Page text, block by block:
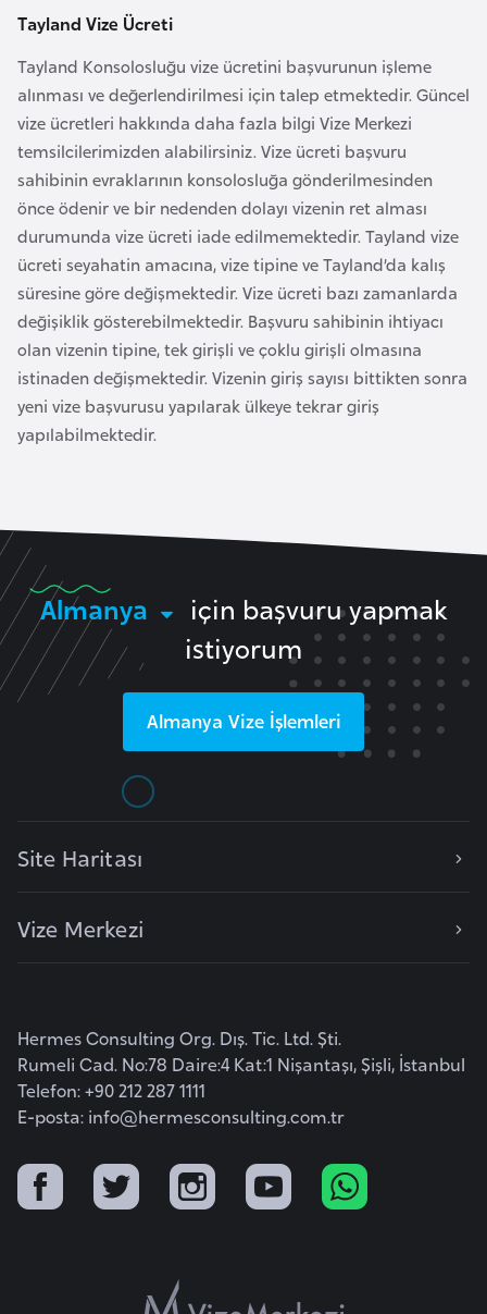
Tayland Vize Ücreti
Tayland Konsolosluğu vize ücretini başvurunun işleme
alınması ve değerlendirilmesi için talep etmektedir. Güncel
vize ücretleri hakkında daha fazla bilgi Vize Merkezi
temsilcilerimizden alabilirsiniz. Vize ücreti başvuru
sahibinin evraklarının konsolosluğa gönderilmesinden
önce ödenir ve bir nedenden dolayı vizenin ret alması
durumunda vize ücreti iade edilmemektedir. Tayland vize
ücreti seyahatin amacına, vize tipine ve Tayland’da kalış
süresine göre değişmektedir. Vize ücreti bazı zamanlarda
değişiklik gösterebilmektedir. Başvuru sahibinin ihtiyacı
olan vizenin tipine, tek girişli ve çoklu girişli olmasına
istinaden değişmektedir. Vizenin giriş sayısı bittikten sonra
yeni vize başvurusu yapılarak ülkeye tekrar giriş
yapılabilmektedir.
Almanya
için başvuru yapmak
istiyorum
Almanya Vize İşlemleri
Site Haritası
Vize Merkezi
Hermes Consulting Org. Dış. Tic. Ltd. Şti.
Rumeli Cad. No:78 Daire:4 Kat:1 Nişantaşı, Şişli, İstanbul
Telefon: +90 212 287 1111
E-posta: info@hermesconsulting.com.tr
m
o
k
r
a
t
i
k
K
o
n
g
o
B
u
a
i
s
a
e
s
E
s
o
n